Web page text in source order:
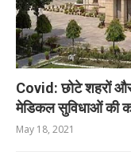
Covid: छोटे शहरों और
मेडिकल सुविधाओं की
May 18, 2021